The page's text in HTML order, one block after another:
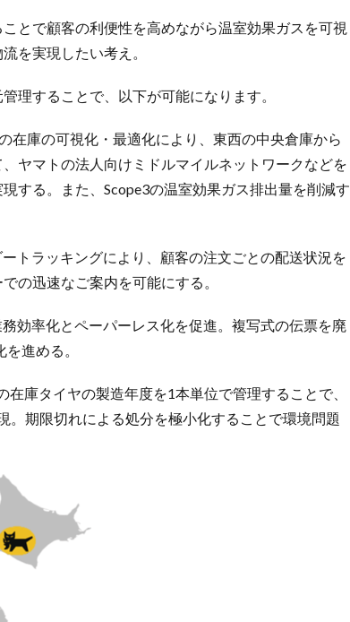
とで顧客の利便性を高めながら温室効果ガスを可視
を実現したい考え。
理することで、以下が可能になります。
在庫の可視化・最適化により、東西の中央倉庫から
ヤマトの法人向けミドルマイルネットワークなどを
する。また、Scope3の温室効果ガス排出量を削減す
トラッキングにより、顧客の注文ごとの配送状況を
の迅速なご案内を可能にする。
効率化とペーパーレス化を促進。複写式の伝票を廃
進める。
庫タイヤの製造年度を1本単位で管理することで、
。期限切れによる処分を極小化することで環境問題